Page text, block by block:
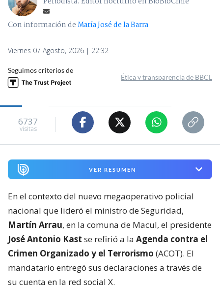
Con información deMaría José de la Barra
Viernes 07 Agosto, 2026 | 22:32
Seguimos criterios de
Ética y transparencia de BBCL
6737
visitas
VER RESUMEN
En el contexto del nuevo megaoperativo policial
nacional que lideró el ministro de Seguridad,
Martín Arrau, en la comuna de Macul, el presidente
José Antonio Kast se refirió a la Agenda contra el
Crimen Organizado y el Terrorismo (ACOT). El
mandatario entregó sus declaraciones a través de
su cuenta en la red social X.